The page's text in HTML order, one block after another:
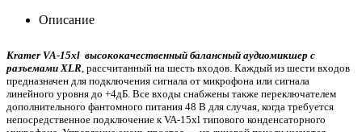
Описание
Kramer VA-­15xl высококачественный балансный аудиомикшер с
разъемами XLR , рассчитанный на шесть входов. Каждый из шести входов
предназначен для подключения сигнала от микрофона или сигнала
линейного уровня до +4дБ. Все входы снабжены также переключателем
дополнительного фантомного питания 48 В для случая, когда требуется
непосредственное подключение к VA­-15xl типового конденсаторного